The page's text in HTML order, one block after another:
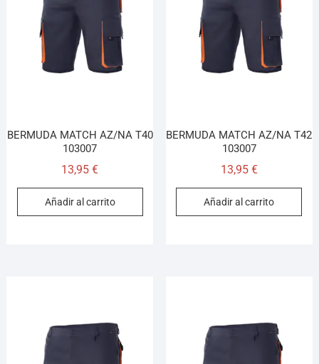
BERMUDA MATCH AZ/NA T40
103007
13,95€
Añadir al carrito
BERMUDA MATCH AZ/NA T42
103007
13,95 €
Añadir al carrito